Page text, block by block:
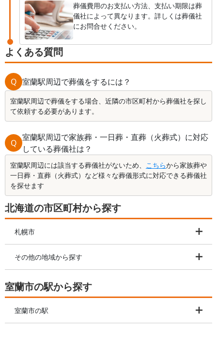
葬儀費用のお支払い方法、支払い期限は葬
儀社によって異なります。詳しくは葬儀社
にお問合せください。
よくある質問
Q 室蘭駅周辺で葬儀をするには？
室蘭駅周辺で葬儀をする場合、近隣の市区町村から葬儀社を探し
て依頼する必要があります。
Q
室蘭駅周辺で家族葬・一日葬・直葬（火葬式）に対応
している葬儀社は？
室蘭駅周辺には該当する葬儀社がないため、 こちらから家族葬や
一日葬・直葬（火葬式）など様々な葬儀形式に対応できる葬儀社
を探せます
北海道の市区町村から探す
札幌市
その他の地域から探す
室蘭市の駅から探す
室蘭市の駅